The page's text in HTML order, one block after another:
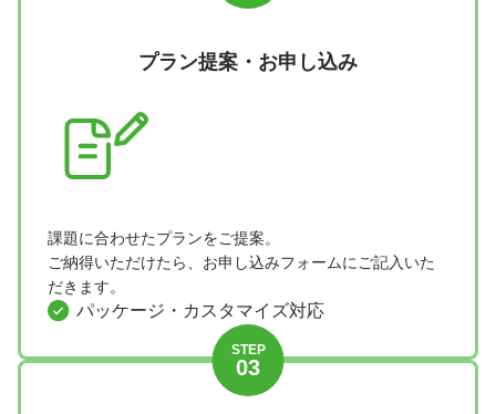
プラン提案・ お申し込み
課題に合わせたプランをご提案。
ご納得いただけたら、お申し込みフォームにご記入いた
だきます。
パッケージ・カスタマイズ対応
STEP
03